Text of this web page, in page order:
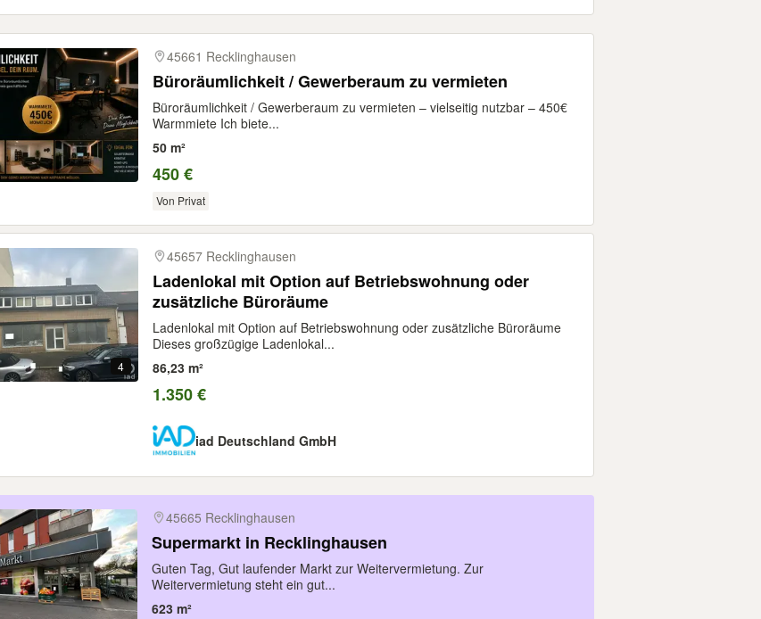
45661 Recklinghausen
Büroräumlichkeit / Gewerberaum zu vermieten
Büroräumlichkeit / Gewerberaum zu vermieten – vielseitig nutzbar – 450€
Warmmiete Ich biete...
50 m²
450 €
Von Privat
4
45657 Recklinghausen
Ladenlokal mit Option auf Betriebswohnung oder
zusätzliche Büroräume
Ladenlokal mit Option auf Betriebswohnung oder zusätzliche Büroräume
Dieses großzügige Ladenlokal...
86,23 m²
1.350 €
iad Deutschland GmbH
45665 Recklinghausen
Supermarkt in Recklinghausen
Guten Tag, Gut laufender Markt zur Weitervermietung. Zur
Weitervermietung steht ein gut...
623 m²